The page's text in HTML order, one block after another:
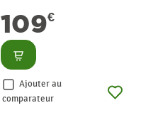
109€
Consulter
Ajouter au
comparateur